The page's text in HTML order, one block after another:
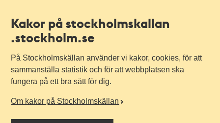
Kakor på stockholmskallan
.stockholm.se
På Stockholmskällan använder vi kakor, cookies, för att
sammanställa statistik och för att webbplatsen ska
fungera på ett bra sätt för dig.
Om kakor på Stockholmskällan